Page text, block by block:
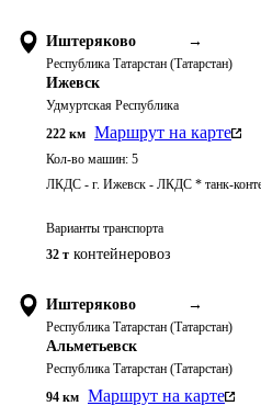
Иштеряково →
Республика Татарстан (Татарстан)
Ижевск
Удмуртская Республика
222 км Маршрут на карте
Кол-во машин: 5
ЛКДС - г. Ижевск - ЛКДС * танк-
Варианты транспорта
32 т контейнеровоз
Иштеряково →
Республика Татарстан (Татарстан)
Альметьевск
Республика Татарстан (Татарстан)
94 км Маршрут на карте